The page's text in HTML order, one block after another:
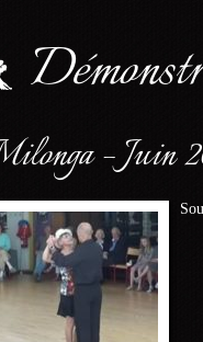
– Juin